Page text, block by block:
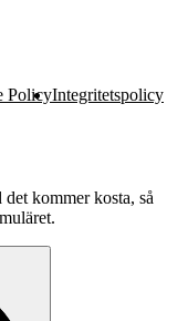
PolicyIntegritetspolicy
kommer kosta, så